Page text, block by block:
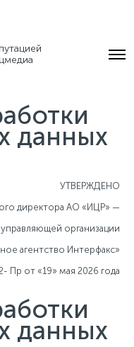
данных
УТВЕРЖДЕНО
директора АО «ИЦР» —
управляющей организации
агентство Интерфакс»
Пр от «19» мая 2026 года
данных